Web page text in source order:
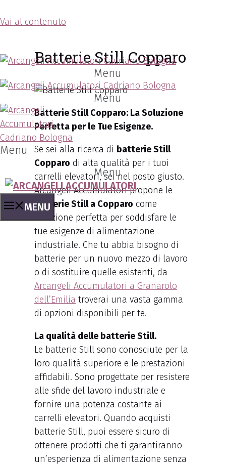
Vai al contenuto
Menu
Menu
Menu
Menu
MENU
Batterie Still Copparo
Batterie Still Copparo: La Soluzione
Perfetta per le Tue Esigenze.
Se sei alla ricerca di batterie Still
Copparo di alta qualità per i tuoi
carrelli elevatori, sei nel posto giusto.
Arcangeli Accumulatori propone le
batterie Still a Copparo come
soluzione perfetta per soddisfare le
tue esigenze di alimentazione
industriale. Che tu abbia bisogno di
batterie per un nuovo mezzo di lavoro
o di sostituire quelle esistenti, da
Arcangeli Accumulatori a Granarolo
dell’Emilia troverai una vasta gamma
di opzioni disponibili per te.
La qualità delle batterie Still.
Le batterie Still sono conosciute per la
loro qualità superiore e le prestazioni
affidabili. Sono progettate per resistere
alle sfide del lavoro industriale e
fornire una potenza costante ai
carrelli elevatori. Quando acquisti
batterie Still, puoi essere sicuro di
ottenere prodotti che ti garantiranno
un’esperienza di alimentazione senza